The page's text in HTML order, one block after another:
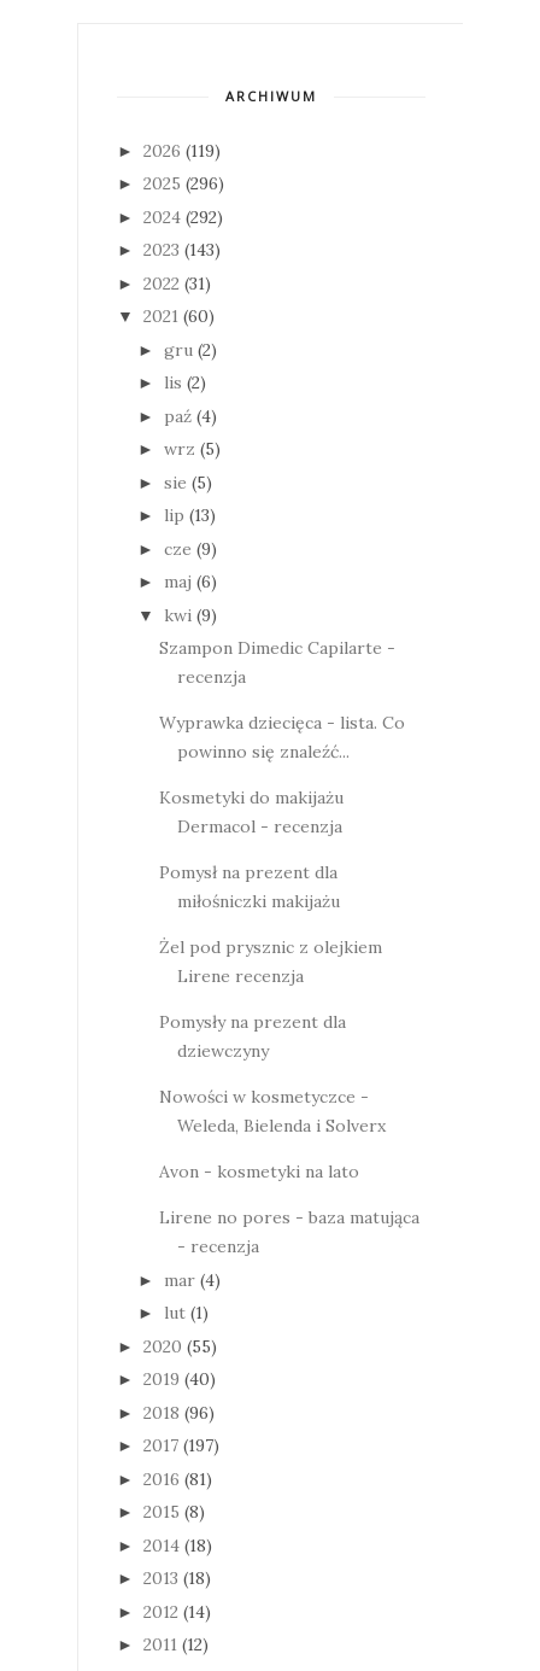
ARCHIWUM
► 2026 (119)
► 2025 (296)
► 2024 (292)
► 2023 (143)
► 2022 (31)
▼ 2021 (60)
► gru (2)
► lis (2)
► paź (4)
► wrz (5)
► sie (5)
► lip (13)
► cze (9)
► maj (6)
▼ kwi (9)
Szampon Dimedic Capilarte -
recenzja
Wyprawka dziecięca - lista. Co
powinno się znaleźć...
Kosmetyki do makijażu
Dermacol - recenzja
Pomysł na prezent dla
miłośniczki makijażu
Żel pod prysznic z olejkiem
Lirene recenzja
Pomysły na prezent dla
dziewczyny
Nowości w kosmetyczce -
Weleda, Bielenda i Solverx
Avon - kosmetyki na lato
Lirene no pores - baza matująca
- recenzja
► mar (4)
► lut (1)
► 2020 (55)
► 2019 (40)
► 2018 (96)
► 2017 (197)
► 2016 (81)
► 2015 (8)
► 2014 (18)
► 2013 (18)
► 2012 (14)
► 2011 (12)